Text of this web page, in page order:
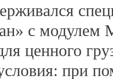
с
ценного
при